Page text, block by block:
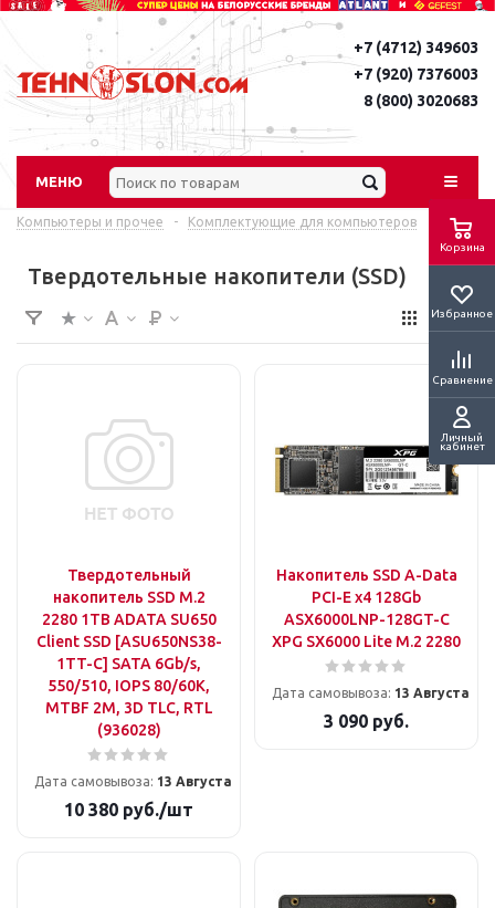
Корзина
Избранное
Сравнение
Личный
кабинет
+7 (4712) 349603
+7 (920) 7376003
8 (800) 3020683
МЕНЮ
Компьютеры и прочее - Комплектующие для компьютеров
Твердотельные накопители (SSD)
Твердотельный
накопитель SSD M.2
2280 1TB ADATA SU650
Client SSD [ASU650NS38-
1TT-C] SATA 6Gb/s,
550/510, IOPS 80/60K,
MTBF 2M, 3D TLC, RTL
(936028)
Дата самовывоза: 13 Августа
10 380 руб./шт
Накопитель SSD A-Data
PCI-E x4 128Gb
ASX6000LNP-128GT-C
XPG SX6000 Lite M.2 2280
Дата самовывоза: 13 Августа
3 090 руб.